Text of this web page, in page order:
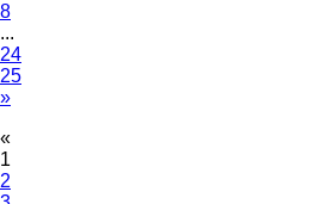
8
...
24
25
»
«
1
2